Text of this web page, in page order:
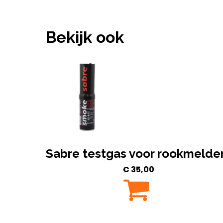
Bekijk ook
Sabre testgas voor
€ 35,00